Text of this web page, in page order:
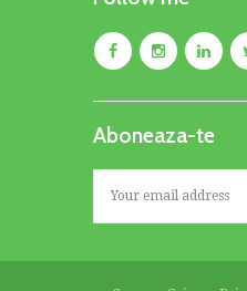
Aboneaza-te